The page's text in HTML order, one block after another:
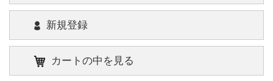
新規登録
カートの中を見る